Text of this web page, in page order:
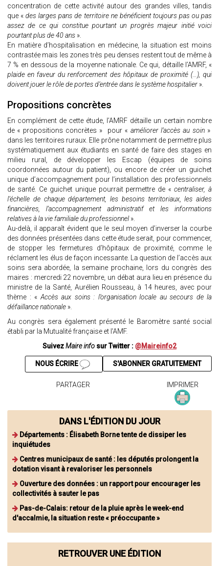
concentration de cette activité autour des grandes villes, tandis
que « des larges pans de territoire ne bénéficient toujours pas ou pas
assez de ce qui constitue pourtant un progrès majeur initié voici
pourtant plus de 40 ans ».
En matière d’hospitalisation en médecine, la situation est moins
contrastée mais les zones très peu denses restent tout de même à
7 % en dessous de la moyenne nationale. Ce qui, détaille l’AMRF, «
plaide en faveur du renforcement des hôpitaux de proximité (…), qui
doivent jouer le rôle de portes d’entrée dans le système hospitalier ».
Propositions concrètes
En complément de cette étude, l’AMRF détaille un certain nombre
de « propositions concrètes » pour « améliorer l’accès au soin»
dans les territoires ruraux. Elle prône notamment de permettre plus
systématiquement aux étudiants en santé de faire des stages en
milieu rural, de développer les Escap (équipes de soins
coordonnées autour du patient), ou encore de créer un guichet
unique d’accompagnement pour l’installation des professionnels
de santé. Ce guichet unique pourrait permettre de « centraliser, à
l’échelle de chaque département, les besoins territoriaux, les aides
financières, l’accompagnement administratif et les informations
relatives à la vie familiale du professionnel ».
Au-delà, il apparaît évident que le seul moyen d’inverser la courbe
des données présentées dans cette étude serait, pour commencer,
de stopper les fermetures d’hôpitaux de proximité, comme le
réclament les élus de façon incessante. La question de l’accès aux
soins sera abordée, la semaine prochaine, lors du congrès des
maires : mercredi 22 novembre, un débat aura lieu en présence du
ministre de la Santé, Aurélien Rousseau, à 14 heures, avec pour
thème : « Accès aux soins : l’organisation locale au secours de la
défaillance nationale ».
Au congrès sera également présenté le Baromètre santé social
établi par la Mutualité française et l'AMF.
SuivezMaire info sur Twitter : @Maireinfo2
S'ABONNER GRATUITEMENT
NOUS ÉCRIRE
PARTAGER IMPRIMER
DANS L'ÉDITION DU JOUR
Départements : Élisabeth Borne tente de dissiper les
inquiétudes
Centres municipaux de santé : les députés prolongent la
dotation visant à revaloriser les personnels
Ouverture des données : un rapport pour encourager les
collectivités à sauter le pas
Pas-de-Calais: retour de la pluie après le week-end
d'accalmie, la situation reste « préoccupante »
RETROUVER UNE ÉDITION